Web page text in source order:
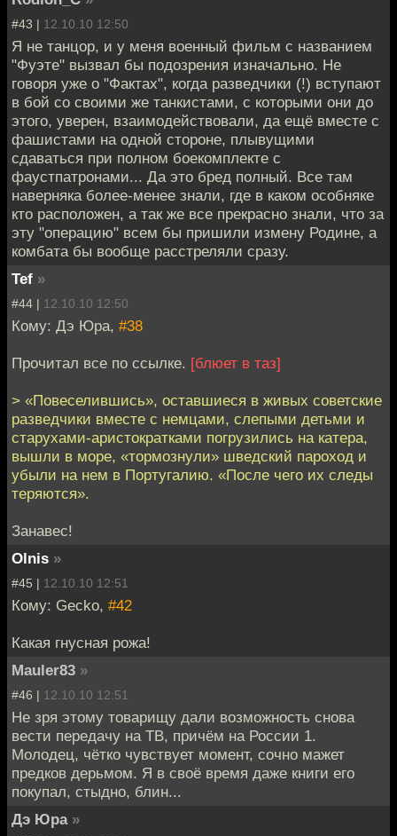
#43 | 12.10.10 12:50
Я не танцор, и у меня военный фильм с названием
"Фуэте" вызвал бы подозрения изначально. Не
говоря уже о "Фактах", когда разведчики (!) вступают
в бой со своими же танкистами, с которыми они до
этого, уверен, взаимодействовали, да ещё вместе с
фашистами на одной стороне, плывущими
сдаваться при полном боекомплекте с
фаустпатронами... Да это бред полный. Все там
наверняка более-менее знали, где в каком особняке
кто расположен, а так же все прекрасно знали, что за
эту "операцию" всем бы пришили измену Родине, а
комбата бы вообще расстреляли сразу.
Tef »
#44 | 12.10.10 12:50
Кому: Дэ Юра, #38
Прочитал все по ссылке. [блюет в таз]
> «Повеселившись», оставшиеся в живых советские
разведчики вместе с немцами, слепыми детьми и
старухами-аристократками погрузились на катера,
вышли в море, «тормознули» шведский пароход и
убыли на нем в Португалию. «После чего их следы
теряются».
Занавес!
Olnis »
#45 | 12.10.10 12:51
Кому: Gecko, #42
Какая гнусная рожа!
Mauler83 »
#46 | 12.10.10 12:51
Не зря этому товарищу дали возможность снова
вести передачу на ТВ, причём на России 1.
Молодец, чётко чувствует момент, сочно мажет
предков дерьмом. Я в своё время даже книги его
покупал, стыдно, блин...
Дэ Юра »